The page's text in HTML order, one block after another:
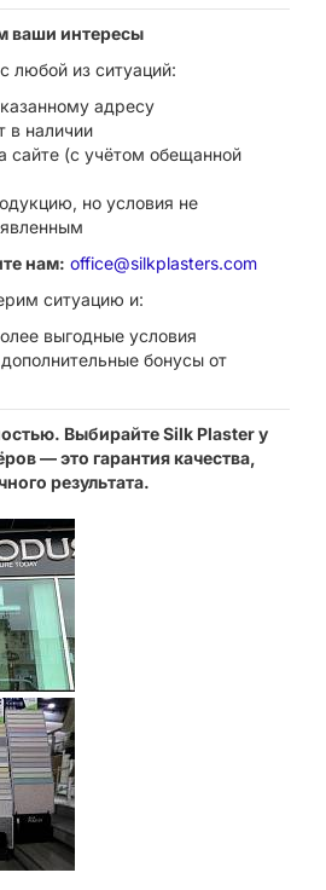
ваши интересы
любой из ситуаций:
адресу
в наличии
сайте (с учётом обещанной
но условия не
нам: office@silkplasters.com
ситуацию и:
выгодные условия
бонусы от
Выбирайте Silk Plaster у
— это гарантия качества,
результата.